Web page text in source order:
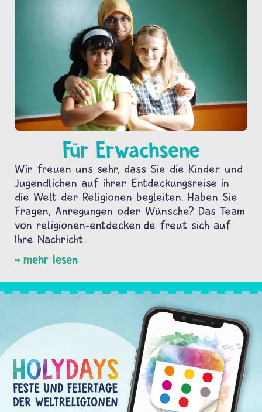
Für Erwachsene
Wir freuen uns sehr, dass Sie die Kinder und
Jugendlichen auf ihrer Entdeckungsreise in
die Welt der Religionen begleiten. Haben Sie
Fragen, Anregungen oder Wünsche? Das Team
von religionen-entdecken.de freut sich auf
Ihre Nachricht.
mehr lesen